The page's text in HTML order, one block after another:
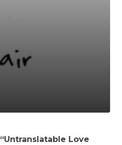
“Untranslatable Love